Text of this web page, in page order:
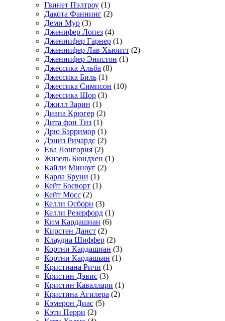
Гвинет Пэлтроу (1)
Дакота Фаннинг (2)
Деми Мур (3)
Дженифер Лопез (4)
Дженнифер Гарнер (1)
Дженнифер Лав Хьюитт (2)
Дженнифер Энистон (1)
Джессика Альба (8)
Джессика Биль (1)
Джессика Симпсон (10)
Джессика Шор (3)
Джилл Зарин (1)
Диана Крюгер (2)
Дита фон Тиз (1)
Дрю Бэрримор (1)
Дэниз Ричардс (2)
Ева Лонгория (2)
Жизель Бюндхен (1)
Кайли Миноуг (2)
Карла Бруни (1)
Кейт Босворт (1)
Кейт Мосс (2)
Келли Осборн (3)
Келли Резерфорд (1)
Ким Кардашиан (6)
Кирстен Данст (2)
Клаудиа Шиффер (2)
Кортни Кардашиан (3)
Кортни Кардашьян (1)
Кристиана Ричи (1)
Кристин Дэвис (3)
Кристин Каваллари (1)
Кристина Агилера (2)
Кэмерон Диас (5)
Кэти Перри (2)